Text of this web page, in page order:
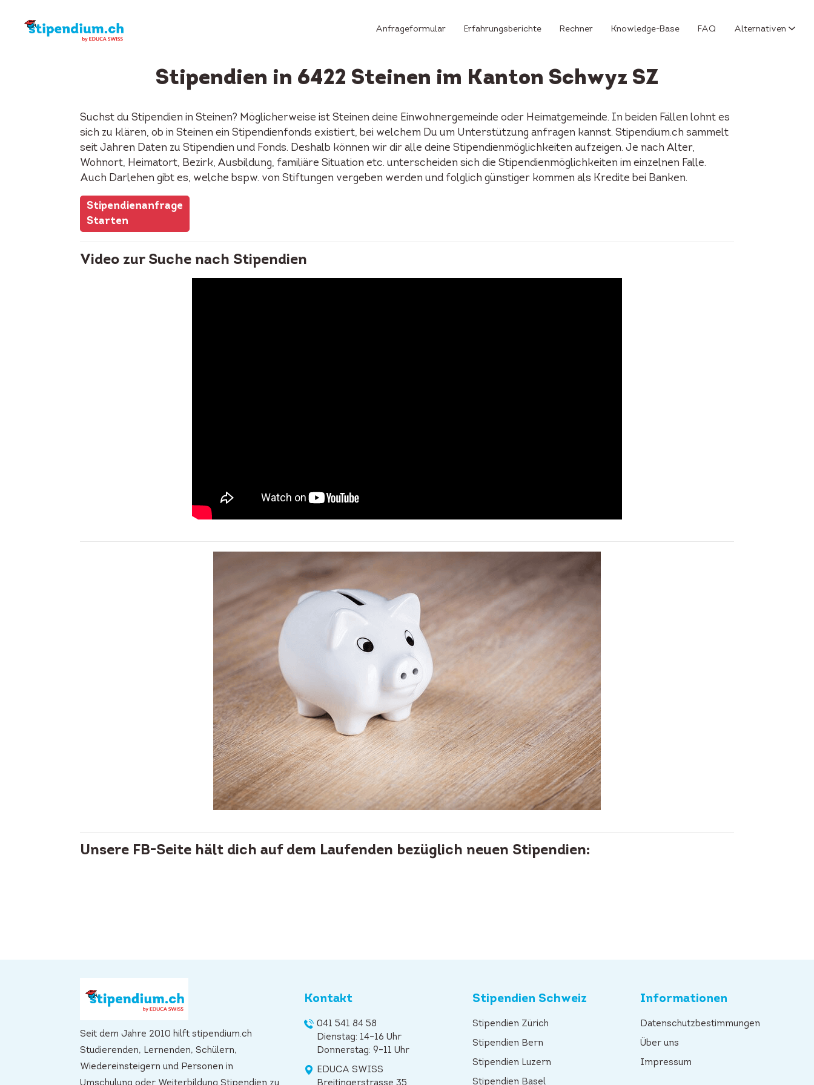
Anfrageformular Erfahrungsberichte Rechner Knowledge-Base FAQ Alternativen
Stipendien in 6422 Steinen im Kanton Schwyz SZ
Suchst du Stipendien in Steinen? Möglicherweise ist Steinen deine Einwohnergemeinde oder Heimatgemeinde. In beiden Fällen lohnt es
sich zu klären, ob in Steinen ein Stipendienfonds existiert, bei welchem Du um Unterstützung anfragen kannst. Stipendium.ch sammelt
seit Jahren Daten zu Stipendien und Fonds. Deshalb können wir dir alle deine Stipendienmöglichkeiten aufzeigen. Je nach Alter,
Wohnort, Heimatort, Bezirk, Ausbildung, familiäre Situation etc. unterscheiden sich die Stipendienmöglichkeiten im einzelnen Falle.
Auch Darlehen gibt es, welche bspw. von Stiftungen vergeben werden und folglich günstiger kommen als Kredite bei Banken.
Stipendienanfrage
Starten
Video zur Suche nach Stipendien
Unsere FB-Seite hält dich auf dem Laufenden bezüglich neuen Stipendien:
Seit dem Jahre 2010 hilft stipendium.ch
Studierenden, Lernenden, Schülern,
Wiedereinsteigern und Personen in
Kontakt
041 541 84 58
Dienstag: 14–16 Uhr
Donnerstag: 9–11 Uhr
EDUCA SWISS
Stipendien Schweiz
Stipendien Zürich
Stipendien Bern
Stipendien Luzern
Stipendien Basel
Informationen
Datenschutzbestimmungen
Über uns
Impressum